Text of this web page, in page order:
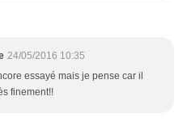
24/05/2016 10:35
essayé mais je pense car il
finement!!